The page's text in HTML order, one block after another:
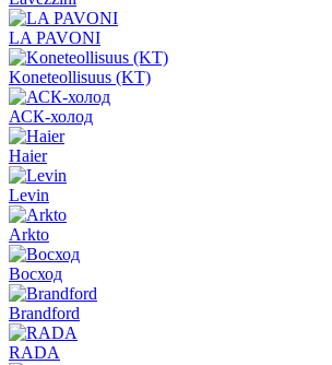
LA PAVONI
Koneteollisuus (KT)
АСК-холод
Haier
Levin
Arkto
Восход
Brandford
RADA